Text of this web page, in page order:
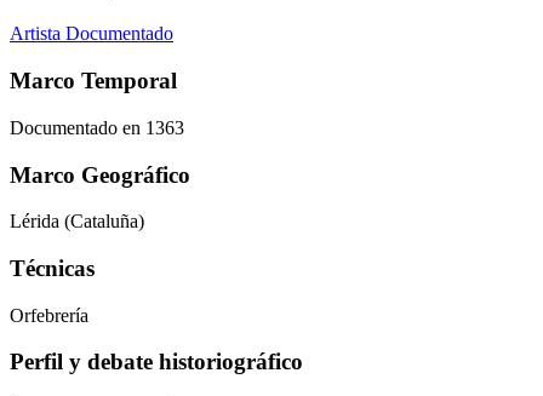
Artista Documentado
Marco Temporal
Documentado en 1363
Marco Geográfico
Lérida (Cataluña)
Técnicas
Orfebrería
Perfil y debate historiográfico